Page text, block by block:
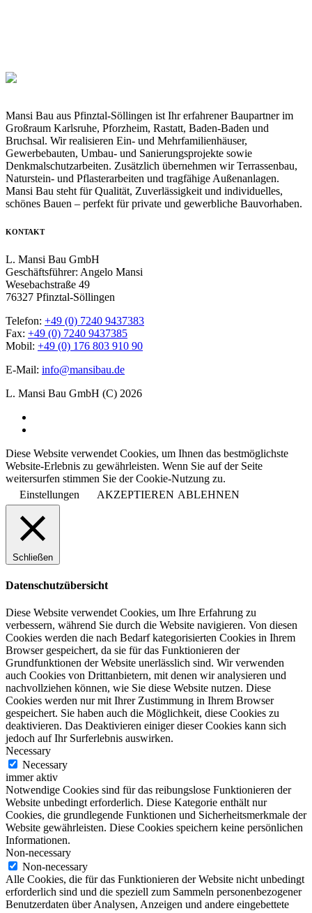
Mansi Bau aus Pfinztal-Söllingen ist Ihr erfahrener Baupartner im
Großraum Karlsruhe, Pforzheim, Rastatt, Baden-Baden und
Bruchsal. Wir realisieren Ein- und Mehrfamilienhäuser,
Gewerbebauten, Umbau- und Sanierungsprojekte sowie
Denkmalschutzarbeiten. Zusätzlich übernehmen wir Terrassenbau,
Naturstein- und Pflasterarbeiten und tragfähige Außenanlagen.
Mansi Bau steht für Qualität, Zuverlässigkeit und individuelles,
schönes Bauen – perfekt für private und gewerbliche Bauvorhaben.
KONTAKT
L. Mansi Bau GmbH
Geschäftsführer: Angelo Mansi
Wesebachstraße 49
76327 Pfinztal-Söllingen
Telefon: +49 (0) 7240 9437383
Fax: +49 (0) 7240 9437385
Mobil: +49 (0) 176 803 910 90
E-Mail: info@mansibau.de
L. Mansi Bau GmbH (C) 2026
Diese Website verwendet Cookies, um Ihnen das bestmöglichste
Website-Erlebnis zu gewährleisten. Wenn Sie auf der Seite
weitersurfen stimmen Sie der Cookie-Nutzung zu.
Einstellungen
AKZEPTIEREN ABLEHNEN
Schließen
Datenschutzübersicht
Diese Website verwendet Cookies, um Ihre Erfahrung zu
verbessern, während Sie durch die Website navigieren. Von diesen
Cookies werden die nach Bedarf kategorisierten Cookies in Ihrem
Browser gespeichert, da sie für das Funktionieren der
Grundfunktionen der Website unerlässlich sind. Wir verwenden
auch Cookies von Drittanbietern, mit denen wir analysieren und
nachvollziehen können, wie Sie diese Website nutzen. Diese
Cookies werden nur mit Ihrer Zustimmung in Ihrem Browser
gespeichert. Sie haben auch die Möglichkeit, diese Cookies zu
deaktivieren. Das Deaktivieren einiger dieser Cookies kann sich
jedoch auf Ihr Surferlebnis auswirken.
Necessary
Necessary
immer aktiv
Notwendige Cookies sind für das reibungslose Funktionieren der
Website unbedingt erforderlich. Diese Kategorie enthält nur
Cookies, die grundlegende Funktionen und Sicherheitsmerkmale der
Website gewährleisten. Diese Cookies speichern keine persönlichen
Informationen.
Non-necessary
Non-necessary
Alle Cookies, die für das Funktionieren der Website nicht unbedingt
erforderlich sind und die speziell zum Sammeln personenbezogener
Benutzerdaten über Analysen, Anzeigen und andere eingebettete